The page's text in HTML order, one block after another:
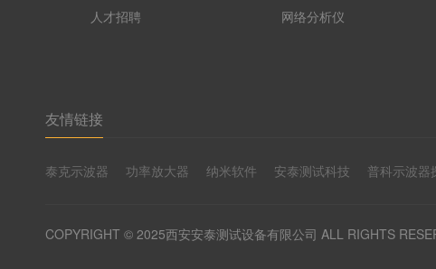
人才招聘
网络分析仪
友情链接
泰克示波器 功率放大器 纳米软件 安泰测试科技 普科示波器
COPYRIGHT © 2025西安安泰测试设备有限公司 ALL RIGHTS